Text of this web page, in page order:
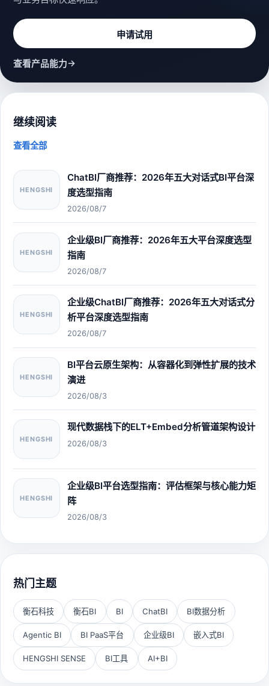
申请试用
查看产品能力→
继续阅读
查看全部
HENGSHI
ChatBI厂商推荐：2026年五大对话式BI平台深
度选型指南
2026/08/7
HENGSHI
企业级BI厂商推荐：2026年五大平台深度选型
指南
2026/08/7
HENGSHI
企业级ChatBI厂商推荐：2026年五大对话式分
析平台深度选型指南
2026/08/7
HENGSHI
BI平台云原生架构：从容器化到弹性扩展的技术
演进
2026/08/3
HENGSHI
现代数据栈下的ELT+Embed分析管道架构设计
2026/08/3
HENGSHI
企业级BI平台选型指南：评估框架与核心能力矩
阵
2026/08/3
热门主题
衡石科技 衡石BI BI ChatBI BI数据分析
Agentic BI BI PaaS平台 企业级BI 嵌入式BI
HENGSHI SENSE BI工具 AI+BI